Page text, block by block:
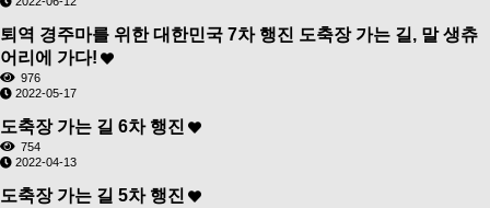
퇴역 경주마를 위한 대한민국 7차 행진 도축장 가는 길, 말 생츄
어리에 가다!
976
2022-05-17
도축장 가는 길 6차 행진
754
2022-04-13
도축장 가는 길 5차 행진